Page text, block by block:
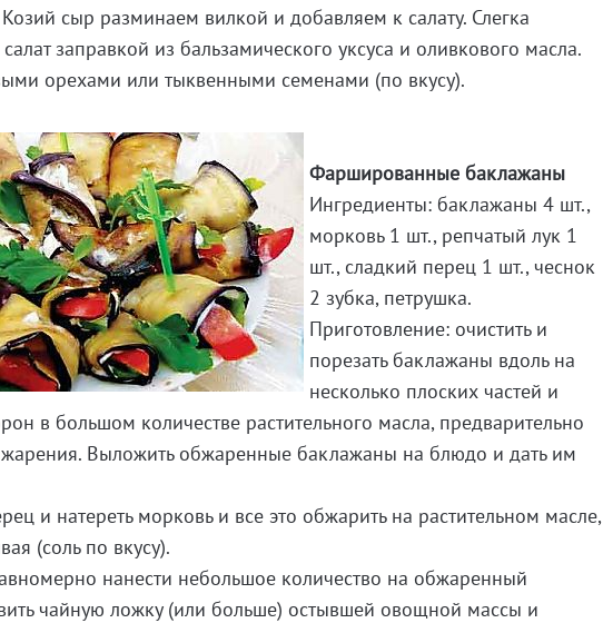
сыр разминаем вилкой и добавляем к салату. Слегка
заправкой из бальзамического уксуса и оливкового масла.
орехами или тыквенными семенами (по вкусу).
Фаршированные баклажаны
Ингредиенты: баклажаны 4 шт.,
морковь 1 шт., репчатый лук 1
шт., сладкий перец 1 шт., чеснок
2 зубка, петрушка.
Приготовление: очистить и
порезать баклажаны вдоль на
несколько плоских частей и
в большом количестве растительного масла, предварительно
Выложить обжаренные баклажаны на блюдо и дать им
и натереть морковь и все это обжарить на растительном масле,
(соль по вкусу).
нанести небольшое количество на обжаренный
чайную ложку (или больше) остывшей овощной массы и